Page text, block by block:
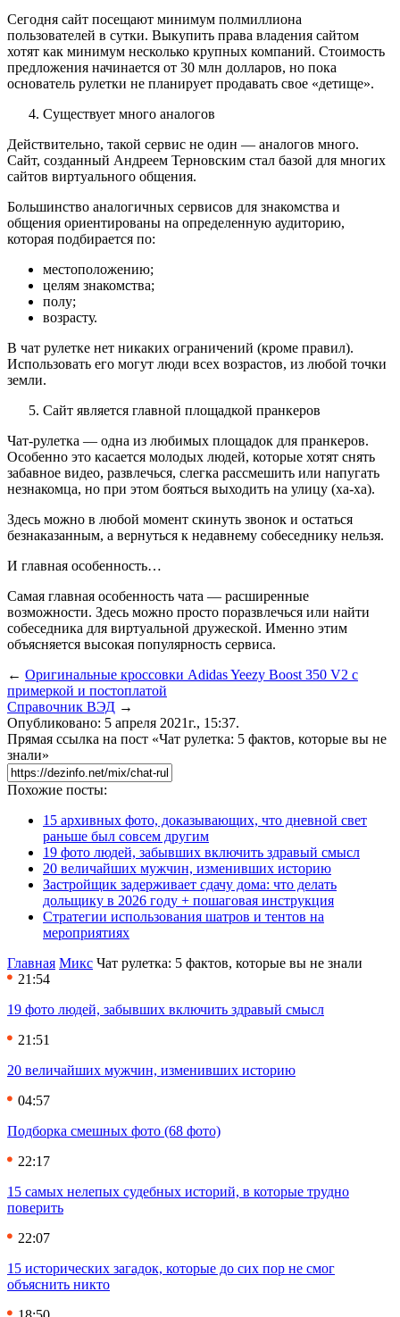
Сегодня сайт посещают минимум полмиллиона
пользователей в сутки. Выкупить права владения сайтом
хотят как минимум несколько крупных компаний. Стоимость
предложения начинается от 30 млн долларов, но пока
основатель рулетки не планирует продавать свое «детище».
Существует много аналогов
Действительно, такой сервис не один — аналогов много.
Сайт, созданный Андреем Терновским стал базой для многих
сайтов виртуального общения.
Большинство аналогичных сервисов для знакомства и
общения ориентированы на определенную аудиторию,
которая подбирается по:
местоположению;
целям знакомства;
полу;
возрасту.
В чат рулетке нет никаких ограничений (кроме правил).
Использовать его могут люди всех возрастов, из любой точки
земли.
Сайт является главной площадкой пранкеров
Чат-рулетка — одна из любимых площадок для пранкеров.
Особенно это касается молодых людей, которые хотят снять
забавное видео, развлечься, слегка рассмешить или напугать
незнакомца, но при этом бояться выходить на улицу (ха-ха).
Здесь можно в любой момент скинуть звонок и остаться
безнаказанным, а вернуться к недавнему собеседнику нельзя.
И главная особенность…
Самая главная особенность чата — расширенные
возможности. Здесь можно просто поразвлечься или найти
собеседника для виртуальной дружеской. Именно этим
объясняется высокая популярность сервиса.
← Оригинальные кроссовки Adidas Yeezy Boost 350 V2 с
примеркой и постоплатой
Справочник ВЭД →
Опубликовано: 5 апреля 2021г., 15:37.
Прямая ссылка на пост «Чат рулетка: 5 фактов, которые вы не
знали»
Похожие посты:
15 архивных фото, доказывающих, что дневной свет
раньше был совсем другим
19 фото людей, забывших включить здравый смысл
20 величайших мужчин, изменивших историю
Застройщик задерживает сдачу дома: что делать
дольщику в 2026 году + пошаговая инструкция
Стратегии использования шатров и тентов на
мероприятиях
Главная Микс Чат рулетка: 5 фактов, которые вы не знали
21:54
19 фото людей, забывших включить здравый смысл
21:51
20 величайших мужчин, изменивших историю
04:57
Подборка смешных фото (68 фото)
22:17
15 самых нелепых судебных историй, в которые трудно
поверить
22:07
15 исторических загадок, которые до сих пор не смог
объяснить никто